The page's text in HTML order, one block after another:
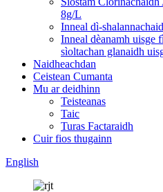
8g/L
Inneal dì-
Inneal dèanamh uisge
sìoltachan glanaidh
Naidheachdan
Ceistean Cumanta
Mu ar deidhinn
Teisteanas
Taic
Turas Factaraidh
Cuir fios thugainn
English